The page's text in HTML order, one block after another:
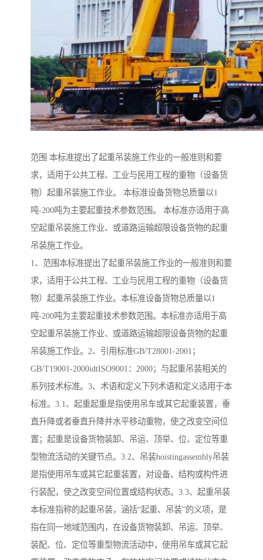
范围 本标准提出了起重吊装施工作业的一般准则和要
求，适用于公共工程、工业与民用工程的重物（设备货
物）起重吊装施工作业。 本标准设备货物总质量以1
吨-200吨为主要起重技术参数范围。 本标准亦适用于高
空起重吊装施工作业、或道路运输超限设备货物的起重
吊装施工作业。
1、范围本标准提出了起重吊装施工作业的一般准则和要
求，适用于公共工程、工业与民用工程的重物（设备货
物）起重吊装施工作业。本标准设备货物总质量以1
吨-200吨为主要起重技术参数范围。本标准亦适用于高
空起重吊装施工作业、或道路运输超限设备货物的起重
吊装施工作业。2、引用标准GB/T28001-2001；
GB/T19001-2000idtISO9001：2000；与起重吊装相关的
系列技术标准。3、术语和定义下列术语和定义适用于本
标准。3.1、起重起重是指使用吊车或其它起重装置，垂
直升降或者垂直升降并水平移动重物，使之改变空间位
置；起重是设备货物装卸、吊运、顶举、位、定位等重
型物流活动的关键节点。3.2、吊装hoistingassembly吊装
是指使用吊车或其它起重装置，对设备、结构或构件进
行装配，使之改变空间位置或结构状态。3.3、起重吊装
本标准指称的起重吊装，涵括“起重、吊装”的义项，是
指在同一地域范围内，在设备货物装卸、吊运、顶举、
装配、位、定位等重型物流活动中，使用吊车或其它起